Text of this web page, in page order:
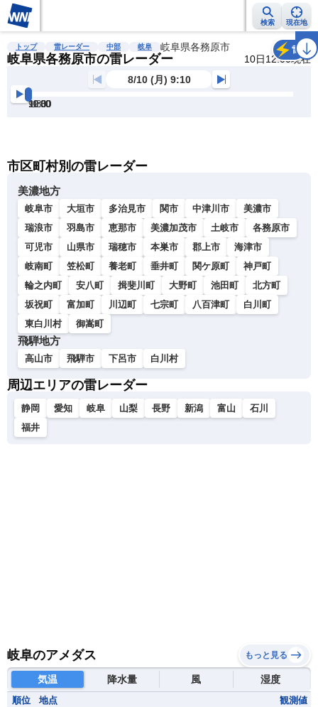
検索 現在地
雨雲レーダー 台風情報 地震情報 警報・注意報 2週間天気 ラ
トップ 雷レーダー 中部 岐阜 岐阜県各務原市
岐阜県各務原市の雷レーダー 10日12:00現在
雷
8/10 (月) 9:10
9:30
10:00
10:30
11:00
11:30
12:00
市区町村別の雷レーダー
美濃地方
岐阜市 大垣市 多治見市 関市 中津川市
美濃市
瑞浪市
羽島市 恵那市 美濃加茂市 土岐市
各務原市
可児市
山県市 瑞穂市 本巣市 郡上市
海津市
岐南町
笠松町 養老町 垂井町 関ケ原町
神戸町
輪之内町
安八町 揖斐川町 大野町 池田町
北方町
坂祝町
富加町 川辺町 七宗町 八百津町
白川町
東白川村
御嵩町
飛騨地方
高山市 飛騨市 下呂市 白川村
周辺エリアの雷レーダー
静岡 愛知 岐阜 山梨 長野 新潟 富山
石川
福井
岐阜のアメダス もっと見る
気温 降水量 風 湿度
順位 地点 観測値